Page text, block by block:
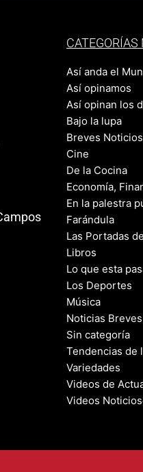
Así anda el
Así opinamos
Así opinan los
Bajo la lupa
Breves
Cine
De la Cocina
Economía,
En la palestra
Farándula
Las Portadas
Libros
Lo que esta
Los Deportes
Música
Noticias Breves
Sin categoría
Tendencias de
Variedades
Videos de
Videos